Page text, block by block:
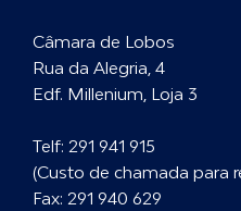
Câmara de Lobos
Rua da Alegria, 4
Edf. Millenium, Loja 3
Telf: 291 941 915
(Custo de chamada para
Fax: 291 940 629